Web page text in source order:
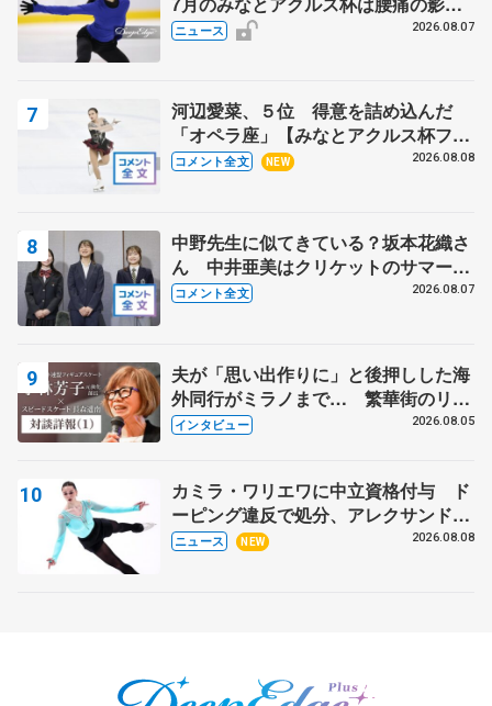
で
ニュース 2026.08.07
河辺愛菜、５位 得意を詰め込んだ
「オペラ座」【みなとアクルス杯フリ
ー】
コメント全文 NEW 2026.08.08
中野先生に似てきている？坂本花織さ
ん 中井亜美はクリケットのサマーキ
ャンプに 島田麻央はたくさん試合に
コメント全文 2026.08.07
夫が「思い出作りに」と後押しした海
外同行がミラノまで… 繁華街のリン
クでは不良のお兄さんも味方に 小林
インタビュー 2026.08.05
カミラ・ワリエワに中立資格付与 ド
ーピング違反で処分、アレクサンド
ラ・イグナトワも
ニュース NEW 2026.08.08